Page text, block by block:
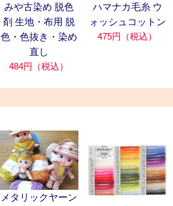
みや古染め 脱色
剤 生地・布用 脱
色・色抜き・染め
直し
484円（税込）
ハマナカ毛糸 ウ
ォッシュコットン
475円（税込）
メタリックヤーン